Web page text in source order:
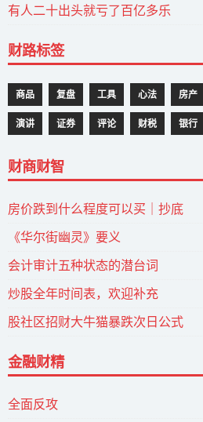
有人二十出头就亏了百亿多乐
财路标签
商品 复盘 工具 心法 房产
演讲 证券 评论 财税 银行
财商财智
房价跌到什么程度可以买｜抄底
《华尔街幽灵》要义
会计审计五种状态的潜台词
炒股全年时间表，欢迎补充
股社区招财大牛猫暴跌次日公式
金融财精
全面反攻